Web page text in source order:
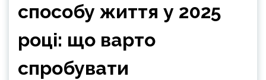
способу життя у 2025
році: що варто
спробувати